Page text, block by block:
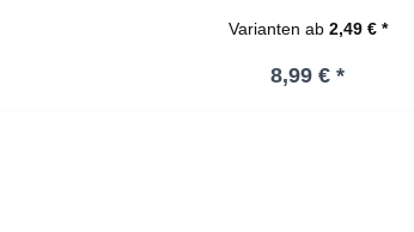
Varianten ab2,49 € *
Regulärer Preis:
8,99 € *